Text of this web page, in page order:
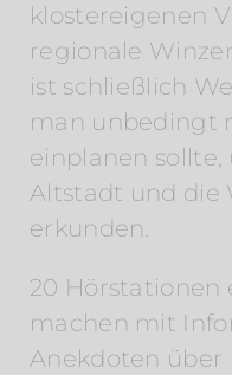
klostereigenen
regionale
ist schließlich
man unbedingt
einplanen
Altstadt und die
erkunden.
20 Hörstationen
machen mit
Anekdoten über